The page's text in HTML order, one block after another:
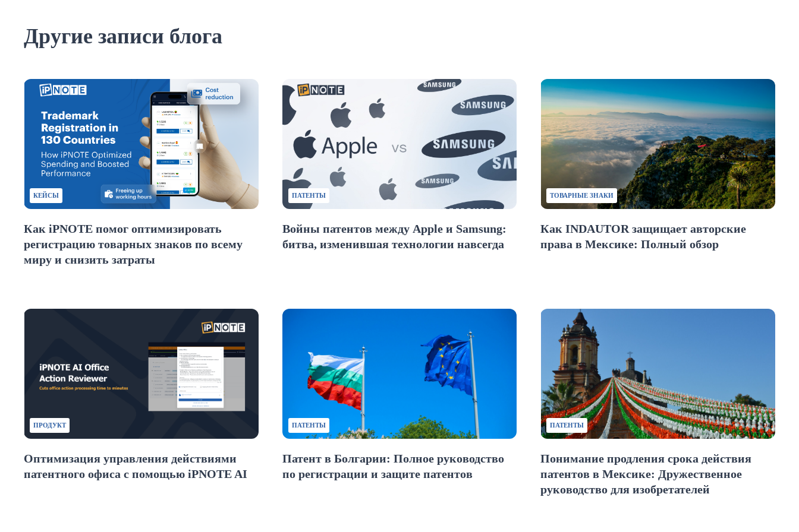
Другие записи блога
КЕЙСЫ
Как iPNOTE помог оптимизировать
регистрацию товарных знаков по всему
миру и снизить затраты
ПАТЕНТЫ
Войны патентов между Apple и Samsung:
битва, изменившая технологии навсегда
ТОВАРНЫЕ ЗНАКИ
Как INDAUTOR защищает авторские
права в Мексике: Полный обзор
ПРОДУКТ
Оптимизация управления действиями
патентного офиса с помощью iPNOTE AI
ПАТЕНТЫ
Патент в Болгарии: Полное руководство
по регистрации и защите патентов
ПАТЕНТЫ
Понимание продления срока действия
патентов в Мексике: Дружественное
руководство для изобретателей